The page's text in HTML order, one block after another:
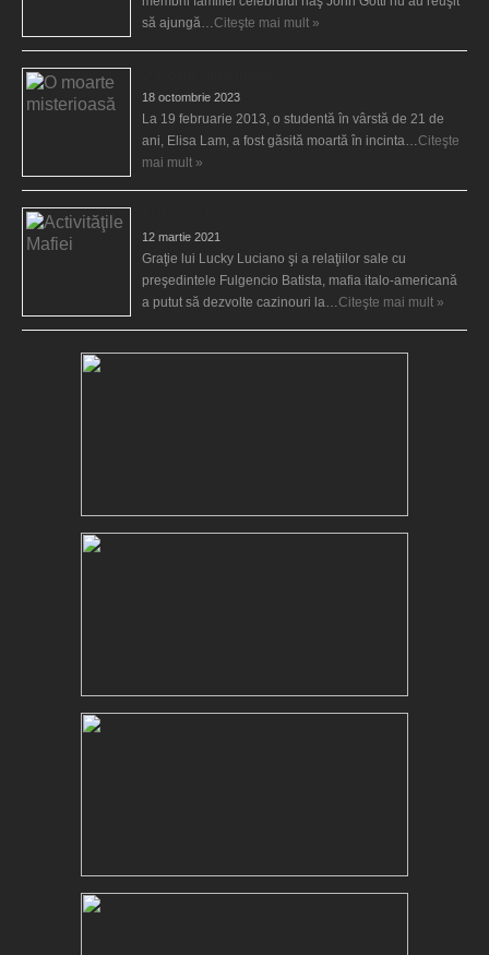
să ajungă…Citeşte mai mult »
18 octombrie 2023
La 19 februarie 2013, o studentă în vârstă de 21 de
ani, Elisa Lam, a fost găsită moartă în incinta…Citeşte
mai mult »
12 martie 2021
Graţie lui Lucky Luciano şi a relaţiilor sale cu
preşedintele Fulgencio Batista, mafia italo-americană
a putut să dezvolte cazinouri la…Citeşte mai mult »